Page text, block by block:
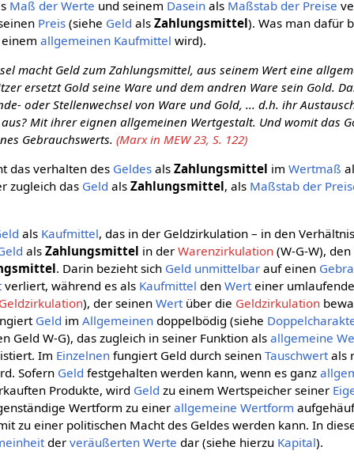
Maß der Werte und seinem Dasein als Maßstab der Preise
Preis (siehe Geld alsZahlungsmittel). Was man dafür
allgemeinen Kaufmittel wird).
macht Geld zum Zahlungsmittel, aus seinem Wert eine
ersetzt Gold seine Ware und dem andren Ware sein Gold.
oder Stellenwechsel von Ware und Gold, ... d.h. ihr
Mit ihrer eignen allgemeinen Wertgestalt. Und womit das
Gebrauchswerts.(Marx in MEW 23, S. 122)
das verhalten des Geldes alsZahlungsmittel imWertmaß
zugleich das Geld alsZahlungsmittel, als Maßstab der
als Kaufmittel, das in der Geldzirkulation – in den
alsZahlungsmittel in derWarenzirkulation (W-G-W), den
. Darin bezieht sich Geld unmittelbar auf einen
verliert, während es als Kaufmittel denWert einer
), der seinenWert über die Geldzirkulation
Geld imAllgemeinen doppelbödig (siehe
Geld W-G), das zugleich in seiner Funktion alsallgemeine
Im Einzelnen fungiert Geld durch seinenTauschwert als
Sofern Geld festgehalten werden kann, wenn es ganz
Produkte, wird Geld zu einem Wertspeicher seiner
Wertform zu einerallgemeine Wertform
zu einer politischen Macht des Geldes werden kann. In
derveräußerten Werte dar (siehe hierzu Kapital).